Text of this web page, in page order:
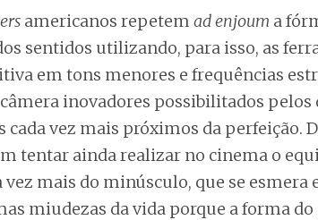
americanos repetem ad enjoum a
sentidos utilizando, para isso, as
em tons menores e frequências
inovadores possibilitados pelos
cada vez mais próximos da perfeição.
tentar ainda realizar no cinema o
mais do minúsculo, que se esmera
miudezas da vida porque a forma do